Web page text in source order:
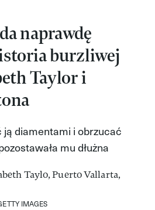
naprawdę
burzliwej
Taylor i
ją diamentami i obrzucać
mu dłużna
IMAGES